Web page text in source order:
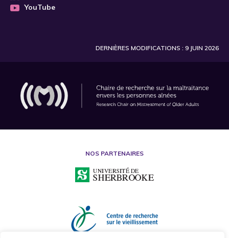
YouTube
DERNIÈRES MODIFICATIONS : 9 JUIN 2026
NOS PARTENAIRES